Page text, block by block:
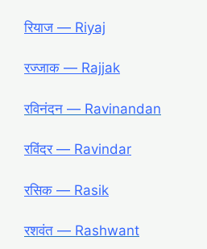
रियाज ― Riyaj
रज्जाक ― Rajjak
रविनंदन ― Ravinandan
रविंदर ― Ravindar
रसिक ― Rasik
रशवंत ― Rashwant